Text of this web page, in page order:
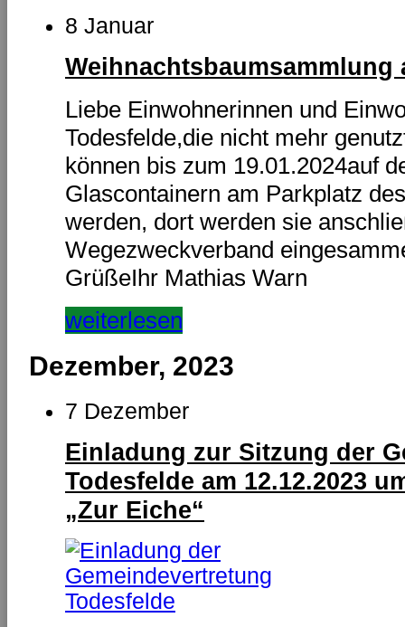
8 Januar
Weihnachtsbaumsammlung
Liebe Einwohnerinnen und
Todesfelde,die nicht mehr
können bis zum 19.01.2024auf
Glascontainern am Parkplatz
werden, dort werden sie
Wegezweckverband
GrüßeIhr Mathias Warn
weiterlesen
Dezember, 2023
7 Dezember
Einladung zur Sitzung der
Todesfelde am 12.12.2023
„Zur Eiche“